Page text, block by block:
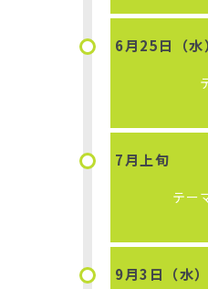
6月25日（水
7月上旬
テー
9月3日（水）